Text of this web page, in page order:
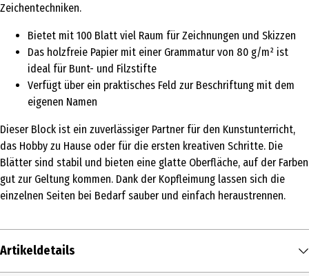
Zeichentechniken.
Bietet mit 100 Blatt viel Raum für Zeichnungen und Skizzen
Das holzfreie Papier mit einer Grammatur von 80 g/m² ist
ideal für Bunt- und Filzstifte
Verfügt über ein praktisches Feld zur Beschriftung mit dem
eigenen Namen
Dieser Block ist ein zuverlässiger Partner für den Kunstunterricht,
das Hobby zu Hause oder für die ersten kreativen Schritte. Die
Blätter sind stabil und bieten eine glatte Oberfläche, auf der Farben
gut zur Geltung kommen. Dank der Kopfleimung lassen sich die
einzelnen Seiten bei Bedarf sauber und einfach heraustrennen.
Artikeldetails